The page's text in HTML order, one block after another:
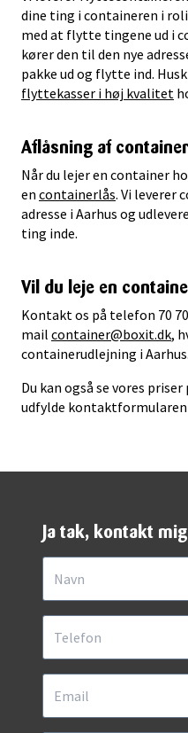
dine ting i containeren i
med at flytte tingene ud i
kører den til den nye
pakke ud og flytte ind.
flyttekasser i høj kvalitet
Aflåsning af
Når du lejer en container
en containerlås. Vi leverer
adresse i Aarhus og
ting inde.
Vil du leje en
Kontakt os på telefon 70
mail container@boxit.dk,
containerudlejning i Aarhus.
Du kan også se vores
udfylde kontaktformularen
Ja tak, kontakt mig